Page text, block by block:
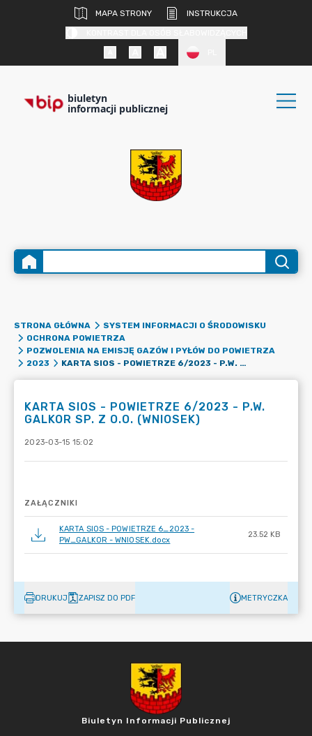
MAPA STRONY
INSTRUKCJA
biuletyn
informacji publicznej
STRONA GŁÓWNA
SYSTEM INFORMACJI O ŚRODOWISKU
OCHRONA POWIETRZA
POZWOLENIA NA EMISJĘ GAZÓW I PYŁÓW DO POWIETRZA
2023
KARTA SIOS - POWIETRZE 6/2023 - P.W. GALKOR SP. Z O.O. (WNIOSEK)
KARTA SIOS - POWIETRZE 6/2023 - P.W.
GALKOR SP. Z O.O. (WNIOSEK)
2023-03-15 15:02
ZAŁĄCZNIKI
KARTA SIOS - POWIETRZE 6_2023 -
PW_GALKOR - WNIOSEK.docx
23.52 KB
DRUKUJ ZAPISZ DO PDF METRYCZKA
Biuletyn Informacji Publicznej